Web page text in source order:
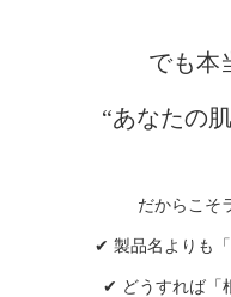
でも本
“あなたの
だからこそ
✔ 製品名よりも
✔ どうすれば「